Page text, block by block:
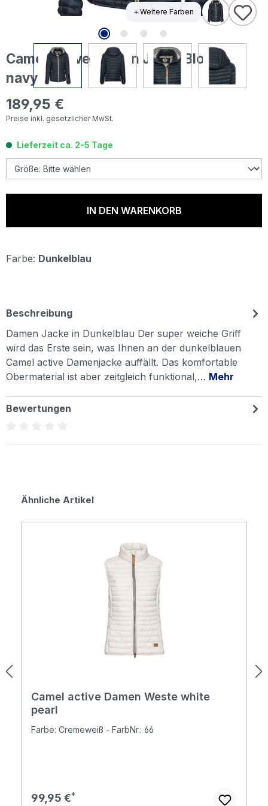
+ Weitere Farben
Camel active Damen Jacke Blouson
navy
Regulärer Preis:
189,95 €
Preise inkl. gesetzlicher MwSt.
Lieferzeit ca. 2-5 Tage
IN DEN WARENKORB
Farbe: Dunkelblau
Beschreibung
Damen Jacke in Dunkelblau Der super weiche Griff
wird das Erste sein, was Ihnen an der dunkelblauen
Camel active Damenjacke auffällt. Das komfortable
Obermaterial ist aber zeitgleich funktional,… Mehr
Bewertungen
Produktgalerie überspringen
Ähnliche Artikel
Camel active Damen Weste white
pearl
Farbe: Cremeweiß - FarbNr.: 66
Regulärer Preis:
99,95 €